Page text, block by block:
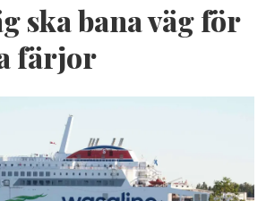
ska bana väg för
färjor